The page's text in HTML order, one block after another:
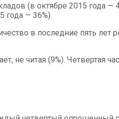
(в октябре 2015 года —
года — 36%).
в последние пять лет
читая (9%). Четвертая